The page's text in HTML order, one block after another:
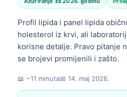
Profil lipida i panel lipida
holesterol iz krvi, ali
korisne detalje. Pravo pitanje
se brojevi promijenili i zašto.
📖 ~11 minuta📅 14. maj 2026.